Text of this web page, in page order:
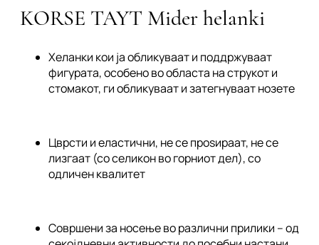
KORSE TAYT Mider helanki
Хеланки кои ја обликуваат и поддржуваат
фигурата, особено во областа на струкот и
стомакот, ги обликуваат и затегнуваат нозете
Цврсти и еластични, не се проѕираат, не се
лизгаат (со селикон во горниот дел), со
одличен квалитет
Совршени за носење во различни прилики – од